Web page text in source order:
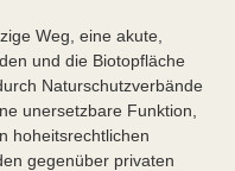
Weg, eine akute,
und die Biotopfläche
Naturschutzverbände
unersetzbare Funktion,
hoheitsrechtlichen
gegenüber privaten